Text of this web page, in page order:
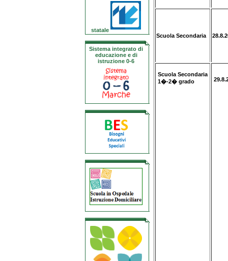
statale
Sistema integrato di
educazione e di
istruzione 0-6
Scuola Secondaria
Scuola Secondaria
1�-2� grado